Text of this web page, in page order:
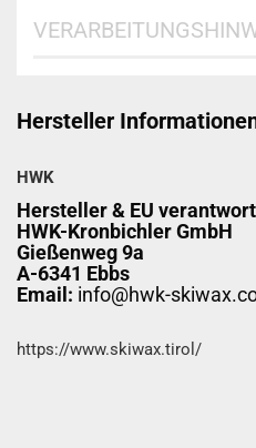
Hersteller
HWK
Hersteller & EU
HWK-Kronbichler GmbH
Gießenweg 9a
A-6341 Ebbs
Email: info@hwk-
https://www.skiwax.tirol/